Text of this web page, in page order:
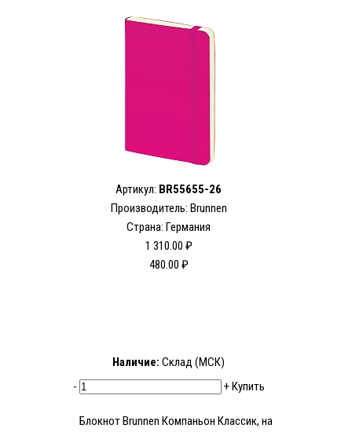
Артикул: BR55655-26
Производитель: Brunnen
Страна: Германия
1 310.00 ₽
480.00 ₽
Наличие: Склад (МСК)
-
+Купить
Блокнот Brunnen Компаньон Классик, на